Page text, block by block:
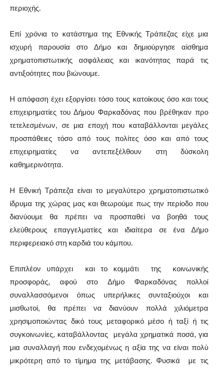
περιοχής.
Επί χρόνια το κατάστημα της Εθνικής Τράπεζας είχε μια
ισχυρή παρουσία στο Δήμο και δημιούργησε αίσθημα
χρηματοπιστωτικής ασφάλειας και ικανότητας παρά τις
αντιξοότητες που βιώνουμε.
Η απόφαση έχει εξοργίσει τόσο τους κατοίκους όσο και τους
επιχειρηματίες του Δήμου Φαρκαδόνας που βρέθηκαν προ
τετελεσμένων, σε μια εποχή που καταβάλλονται μεγάλες
προσπάθειες τόσο από τους πολίτες όσο και από τους
επιχειρηματίες να αντεπεξέλθουν στη δύσκολη
καθημερινότητα.
Η Εθνική Τράπεζα είναι το μεγαλύτερο χρηματοπιστωτικό
ίδρυμα της χώρας μας και θεωρούμε πως την περίοδο που
διανύουμε θα πρέπει να προσπαθεί να βοηθά τους
ελεύθερους επαγγελματίες και ιδιαίτερα σε ένα Δήμο
περιφερειακό στη καρδιά του κάμπου.
Επιπλέον υπάρχει και το κομμάτι της κοινωνικής
προσφοράς, αφού στο Δήμο Φαρκαδόνας πολλοί
συναλλασσόμενοι όπως υπερήλικες συνταξιούχοι και
μισθωτοί, θα πρέπει να διανύουν πολλά χιλιόμετρα
χρησιμοποιώντας δικό τους μεταφορικό μέσο ή ταξί ή τις
συγκοινωνίες, καταβάλλοντας μεγάλα χρηματικά ποσά, για
μια συναλλαγή που ενδεχομένως η αξία της να είναι πολύ
μικρότερη από το τίμημα της μετάβασης. Φυσικά με τις